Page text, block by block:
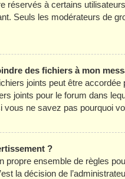
réservés à certains
Seuls les modérateurs de
des fichiers à mon
joints peut être
joints pour le forum dans
vous ne savez pas pourquoi
?
propre ensemble de règles
la décision de